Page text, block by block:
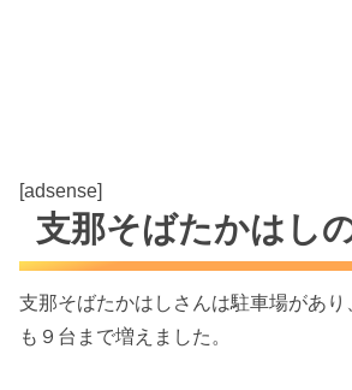
[adsense]
支那そばたかはし
支那そばたかはしさんは駐車場があり
も９台まで増えました。